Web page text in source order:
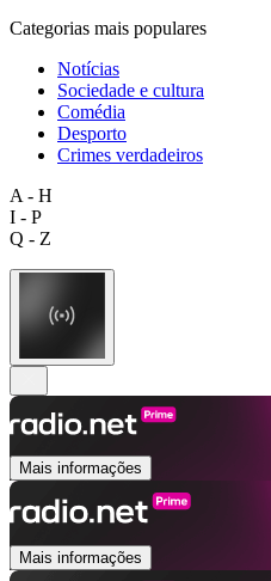
Categorias mais populares
Notícias
Sociedade e cultura
Comédia
Desporto
Crimes verdadeiros
A - H
I - P
Q - Z
Mais informações
Mais informações